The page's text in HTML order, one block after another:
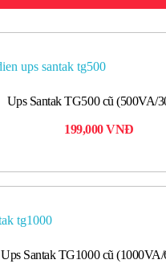
Ups Santak TG500 cũ (500VA/
199,000VNĐ
Ups Santak TG1000 cũ